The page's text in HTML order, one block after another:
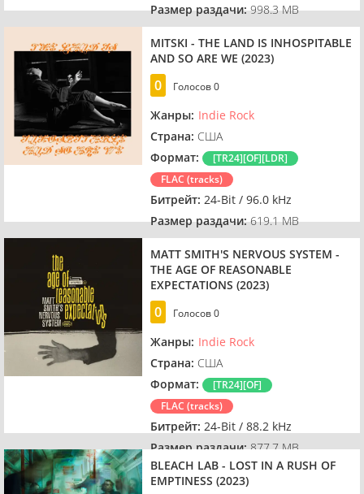
Размер раздачи: 998.3 MB
MITSKI - THE LAND IS INHOSPITABLE
AND SO ARE WE (2023)
0 Голосов0
Жанры: Indie Rock
Страна: США
Формат:
[TR24][OF][LDR]
FLAC (tracks)
Битрейт: 24-Bit / 96.0 kHz
Размер раздачи: 619.1 MB
MATT SMITH'S NERVOUS SYSTEM -
THE AGE OF REASONABLE
EXPECTATIONS (2023)
0 Голосов0
Жанры: Indie Rock
Страна: США
Формат:
[TR24][OF]
FLAC (tracks)
Битрейт: 24-Bit / 88.2 kHz
Размер раздачи: 877.7 MB
BLEACH LAB - LOST IN A RUSH OF
EMPTINESS (2023)